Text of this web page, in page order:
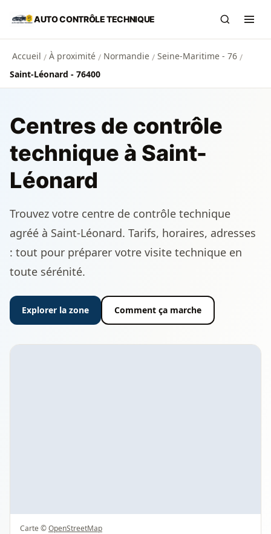
Aller au contenu principal
AUTO CONTRÔLE TECHNIQUE
Accueil / À proximité / Normandie / Seine-Maritime - 76 /
Saint-Léonard - 76400
Centres de contrôle
technique à Saint-
Léonard
Trouvez votre centre de contrôle technique
agréé à Saint-Léonard. Tarifs, horaires, adresses
: tout pour préparer votre visite technique en
toute sérénité.
Explorer la zone Comment ça marche
Carte ©OpenStreetMap